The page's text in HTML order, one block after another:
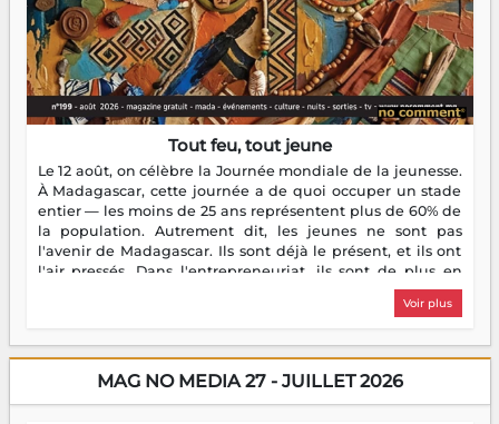
Tout feu, tout jeune
Le 12 août, on célèbre la Journée mondiale de la jeunesse.
À Madagascar, cette journée a de quoi occuper un stade
entier — les moins de 25 ans représentent plus de 60% de
la population. Autrement dit, les jeunes ne sont pas
l'avenir de Madagascar. Ils sont déjà le présent, et ils ont
l'air pressés. Dans l'entrepreneuriat, ils sont de plus en
plus nombreux à se lancer, à créer, à risquer — souvent
sans filet, souvent sans aide, mais toujours avec cette
dorment vraiment la nuit. En culture, les nouvelles sont
encore meilleures. Aina Rasamoelina vient de décrocher le
Prix RFI Instrumental Afrique. Miangaly Elia rafle le Prix
Voir plus
MAG NO MEDIA 27 - JUILLET 2026